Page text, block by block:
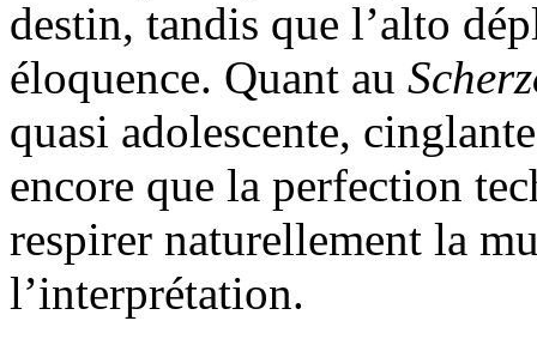
destin, tandis que l’alto
éloquence. Quant au
quasi adolescente,
encore que la perfection
respirer naturellement la
l’interprétation.